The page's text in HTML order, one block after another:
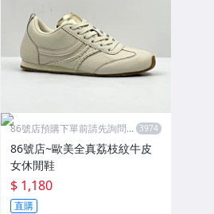
86號店預購下單前請先詢問數
86號店~歐美全真荔枝紋牛皮
女休閒鞋
$ 1,180
直購